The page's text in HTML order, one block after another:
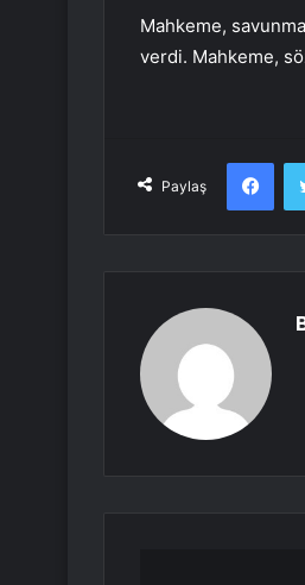
Mahkeme,
verdi. Mahkeme,
Paylaş